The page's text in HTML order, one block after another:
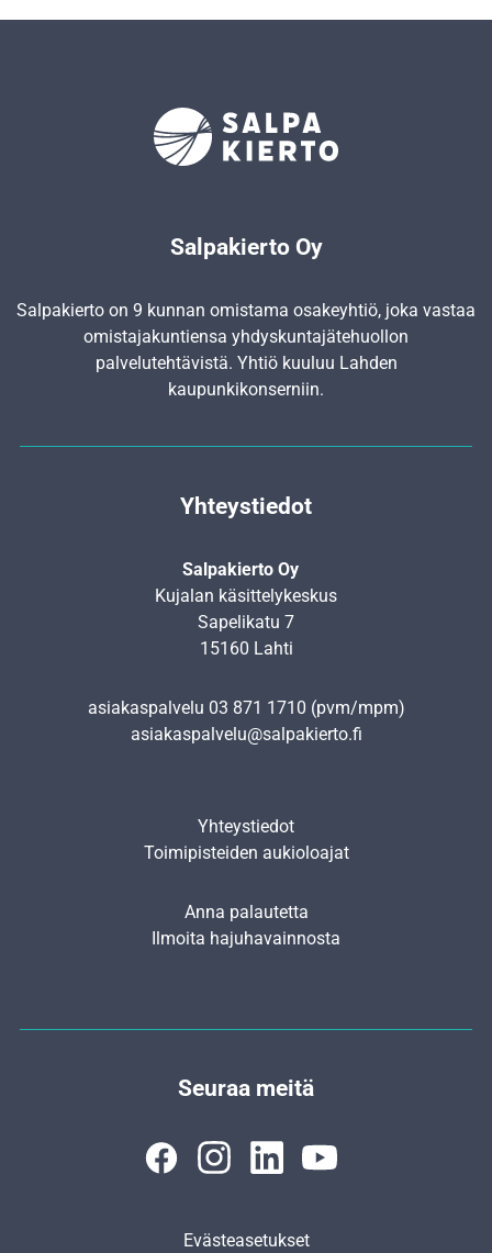
Salpakierto Oy
Salpakierto on 9 kunnan omistama osakeyhtiö, joka vastaa
omistajakuntiensa yhdyskunta­jätehuollon
palvelutehtävistä. Yhtiö kuuluu Lahden
kaupunkikonserniin.
Yhteystiedot
Salpakierto Oy
Kujalan käsittelykeskus
Sapelikatu 7
15160 Lahti
asiakaspalvelu 03 871 1710 (pvm/mpm)
asiakaspalvelu@salpakierto.fi
Yhteystiedot
Toimipisteiden aukioloajat
Anna palautetta
Ilmoita hajuhavainnosta
Seuraa meitä
Evästeasetukset